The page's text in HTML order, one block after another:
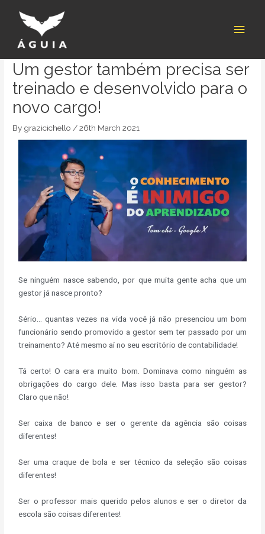
Um gestor também precisa ser
treinado e desenvolvido para o
novo cargo!
By grazicichello /26th March 2021
Se ninguém nasce sabendo, por que muita gente acha que um
gestor já nasce pronto?
Sério… quantas vezes na vida você já não presenciou um bom
funcionário sendo promovido a gestor sem ter passado por um
treinamento? Até mesmo aí no seu escritório de contabilidade!
Tá certo! O cara era muito bom. Dominava como ninguém as
obrigações do cargo dele. Mas isso basta para ser gestor?
Claro que não!
Ser caixa de banco e ser o gerente da agência são coisas
diferentes!
Ser uma craque de bola e ser técnico da seleção são coisas
diferentes!
Ser o professor mais querido pelos alunos e ser o diretor da
escola são coisas diferentes!
navigation